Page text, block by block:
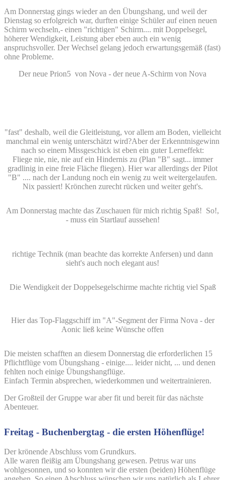
Am Donnerstag gings wieder an den Übungshang, und weil der
Dienstag so erfolgreich war, durften einige Schüler auf einen neuen
Schirm wechseln,- einen "richtigen" Schirm.... mit Doppelsegel,
höherer Wendigkeit, Leistung aber eben auch ein wenig
anspruchsvoller. Der Wechsel gelang jedoch erwartungsgemäß (fast)
ohne Probleme.
Der neue Prion5 von Nova - der neue A-Schirm von Nova
"fast" deshalb, weil die Gleitleistung, vor allem am Boden, vielleicht
manchmal ein wenig unterschätzt wird?Aber der Erkenntnisgewinn
nach so einem Missgeschick ist eben ein guter Lerneffekt:
Fliege nie, nie, nie auf ein Hindernis zu (Plan "B" sagt... immer
gradlinig in eine freie Fläche fliegen). Hier war allerdings der Pilot
"B" .... nach der Landung noch ein wenig zu weit weitergelaufen.
Nix passiert! Krönchen zurecht rücken und weiter geht's.
Am Donnerstag machte das Zuschauen für mich richtig Spaß! So!,
- muss ein Startlauf aussehen!
richtige Technik (man beachte das korrekte Anfersen) und dann
sieht's auch noch elegant aus!
Die Wendigkeit der Doppelsegelschirme machte richtig viel Spaß
Hier das Top-Flaggschiff im "A"-Segment der Firma Nova - der
Aonic ließ keine Wünsche offen
Die meisten schafften an diesem Donnerstag die erforderlichen 15
Pflichtflüge vom Übungshang - einige.... leider nicht, ... und denen
fehlten noch einige Übungshangflüge.
Einfach Termin absprechen, wiederkommen und weitertrainieren.
Der Großteil der Gruppe war aber fit und bereit für das nächste
Abenteuer.
Freitag - Buchenbergtag - die ersten Höhenflüge!
Der krönende Abschluss vom Grundkurs.
Alle waren fleißig am Übungshang gewesen. Petrus war uns
wohlgesonnen, und so konnten wir die ersten (beiden) Höhenflüge